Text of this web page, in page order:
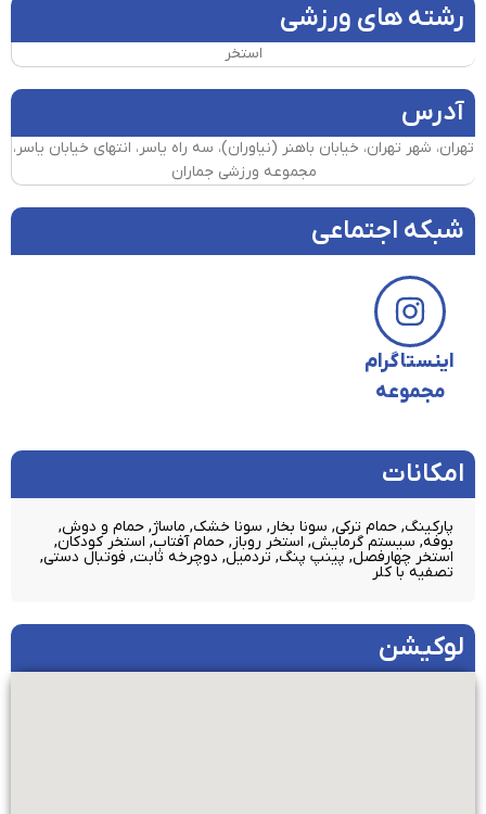
رشته های ورزشی
استخر
آدرس
تهران، شهر تهران، خیابان باهنر (نیاوران)، سه راه یاسر، انتهای خیابان یاسر،
مجموعه ورزشی جماران
شبکه اجتماعی
اینستاگرام
مجموعه
امکانات​
پارکینگ, حمام ترکی, سونا بخار, سونا خشک, ماساژ, حمام و دوش,
بوفه, سیستم گرمایش, استخر روباز, حمام آفتاب, استخر کودکان,
استخر چهارفصل, پینپ پنگ, تردمیل, دوچرخه ثابت, فوتبال دستی,
تصفیه با کلر
لوکیشن